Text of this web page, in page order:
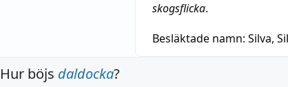
skogsflicka.
Besläktade namn: Silva,
Hur böjs daldocka?